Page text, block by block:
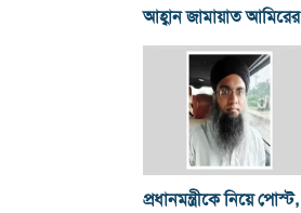
আহ্বান জামায়াত আমিরের
প্রধানমন্ত্রীকে নিয়ে পোস্ট,